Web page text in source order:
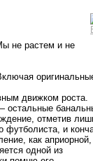
не растем и не
движком роста.
остальные
отметив
и
как
одной из